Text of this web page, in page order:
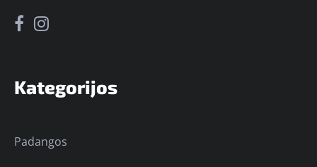
Kategorijos
Padangos